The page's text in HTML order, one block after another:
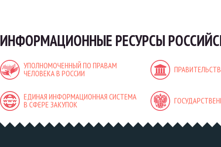
ИНФОРМАЦИОННЫЕ РЕСУРСЫ
УПОЛНОМОЧЕННЫЙ ПО ПРАВАМ
ЧЕЛОВЕКА В РОССИИ
ЕДИНАЯ ИНФОРМАЦИОННАЯ СИСТЕМА
В СФЕРЕ ЗАКУПОК